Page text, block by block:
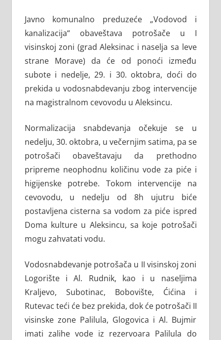
Javno komunalno preduzeće „Vodovod i
kanalizacija“ obaveštava potrošače u I
visinskoj zoni (grad Aleksinac i naselja sa leve
strane Morave) da će od ponoći između
subote i nedelje, 29. i 30. oktobra, doći do
prekida u vodosnabdevanju zbog intervencije
na magistralnom cevovodu u Aleksincu.
Normalizacija snabdevanja očekuje se u
nedelju, 30. oktobra, u večernjim satima, pa se
potrošači obaveštavaju da prethodno
pripreme neophodnu količinu vode za piće i
higijenske potrebe. Tokom intervencije na
cevovodu, u nedelju od 8h ujutru biće
postavljena cisterna sa vodom za piće ispred
Doma kulture u Aleksincu, sa koje potrošači
mogu zahvatati vodu.
Vodosnabdevanje potrošača u II visinskoj zoni
Logorište i Al. Rudnik, kao i u naseljima
Kraljevo, Subotinac, Bobovište, Ćićina i
Rutevac teći će bez prekida, dok će potrošači II
visinske zone Palilula, Glogovica i Al. Bujmir
imati zalihe vode iz rezervoara Palilula do